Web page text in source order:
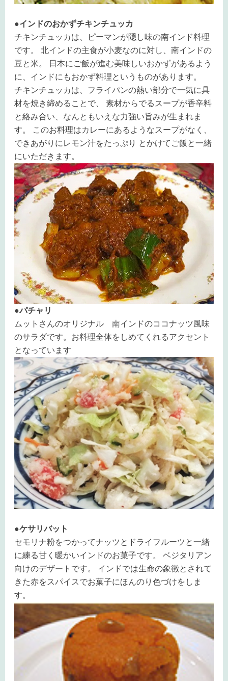
●インドのおかずチキンチュッカ
チキンチュッカは、ピーマンが隠し味の南インド料理
です。 北インドの主食が小麦なのに対し、南インドの
豆と米。 日本にご飯が進む美味しいおかずがあるよう
に、インドにもおかず料理というものがあります。
チキンチュッカは、フライパンの熱い部分で一気に具
材を焼き締めることで、 素材からでるスープが香辛料
と絡み合い、なんともいえな力強い旨みが生まれま
す。 このお料理はカレーにあるようなスープがなく、
できあがりにレモン汁をたっぷり とかけてご飯と一緒
にいただきます。
●パチャリ
ムットさんのオリジナル 南インドのココナッツ風味
のサラダです。お料理全体をしめてくれるアクセント
となっています
●ケサリバット
セモリナ粉をつかってナッツとドライフルーツと一緒
に練る甘く暖かいインドのお菓子です。 ベジタリアン
向けのデザートです。 インドでは生命の象徴とされて
きた赤をスパイスでお菓子にほんのり色づけをしま
す。